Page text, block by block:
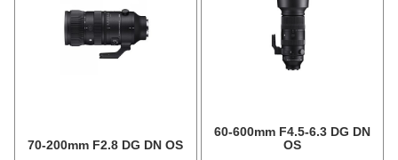
70-200mm F2.8 DG DN OS
60-600mm F4.5-6.3 DG DN
OS